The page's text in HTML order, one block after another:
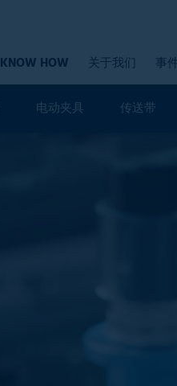
KNOW HOW 关于我们 事件
电动夹具 传送带